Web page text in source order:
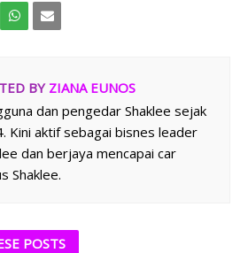
BYZIANA EUNOS
dan pengedar Shaklee sejak
Kini aktif sebagai bisnes leader
dan berjaya mencapai car
Shaklee.
POSTS